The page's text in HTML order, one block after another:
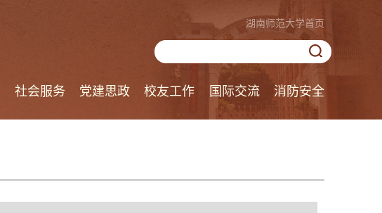
湖南师范大学首页
社会服务 党建思政 校友工作 国际交流 消防安全